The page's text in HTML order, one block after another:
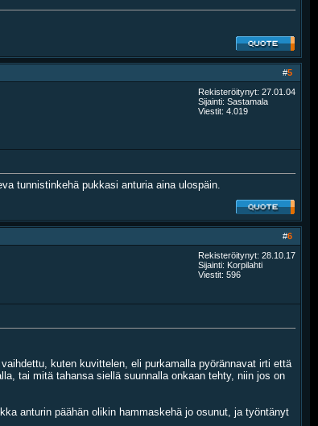
#5
Rekisteröitynyt: 27.01.04
Sijainti: Sastamala
Viestit: 4.019
tunnistinkehä pukkasi anturia aina ulospäin.
#6
Rekisteröitynyt: 28.10.17
Sijainti: Korpilahti
Viestit: 596
kuten kuvittelen, eli purkamalla pyörännavat irti että
tai mitä tahansa siellä suunnalla onkaan tehty, niin jos on
anturin päähän olikin hammaskehä jo osunut, ja työntänyt